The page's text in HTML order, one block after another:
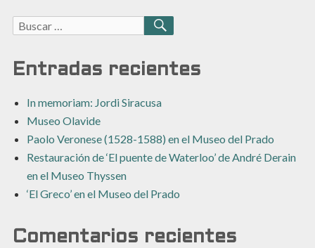
Buscar:
BUSCAR
Entradas recientes
In memoriam: Jordi Siracusa
Museo Olavide
Paolo Veronese (1528-1588) en el Museo del Prado
Restauración de ‘El puente de Waterloo’ de André Derain
en el Museo Thyssen
‘El Greco’ en el Museo del Prado
Comentarios recientes